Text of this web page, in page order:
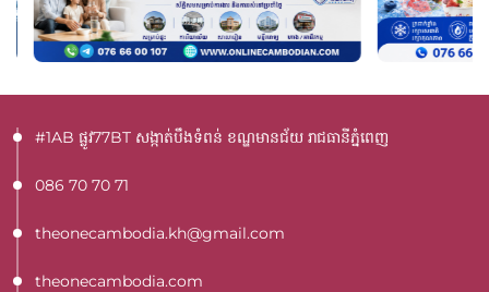
#1AB ផ្លូវ77BT​ សង្កាត់បឹងទំពន់ ខណ្ឌមានជ័យ រាជធានីភ្នំពេញ
086 70 70 71
theonecambodia.kh@gmail.com
theonecambodia.com